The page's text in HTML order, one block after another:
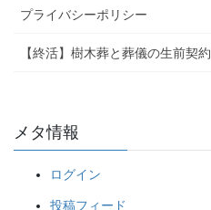
プライバシーポリシー
【終活】樹木葬と葬儀の生前契約
メタ情報
ログイン
投稿フィード